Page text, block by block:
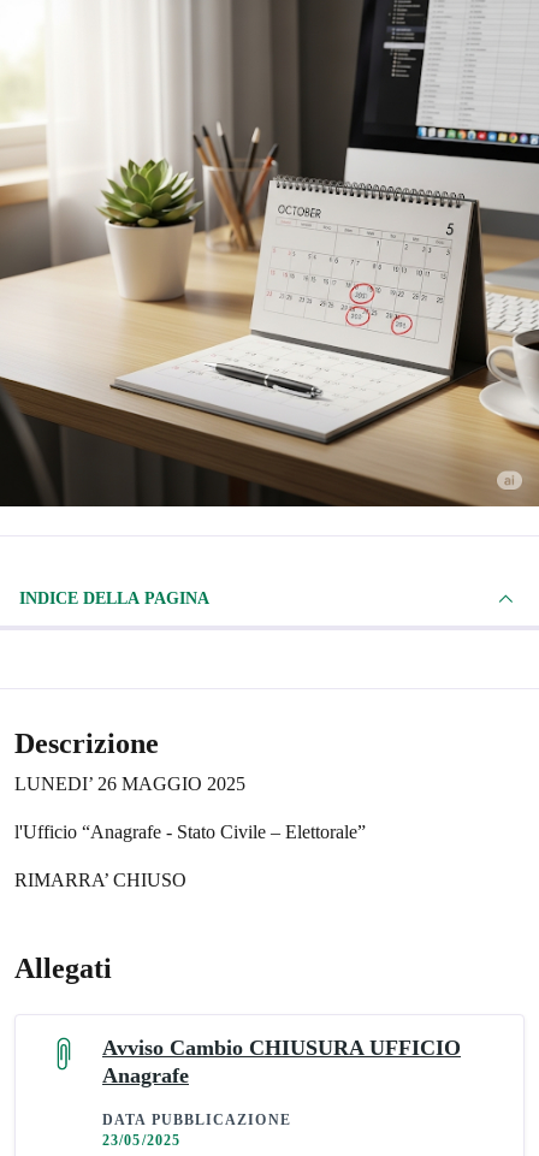
INDICE DELLA PAGINA
Descrizione
LUNEDI’ 26 MAGGIO 2025
l'Ufficio “Anagrafe - Stato Civile – Elettorale”
RIMARRA’ CHIUSO
Allegati
Avviso Cambio CHIUSURA UFFICIO
Anagrafe
DATA PUBBLICAZIONE
23/05/2025